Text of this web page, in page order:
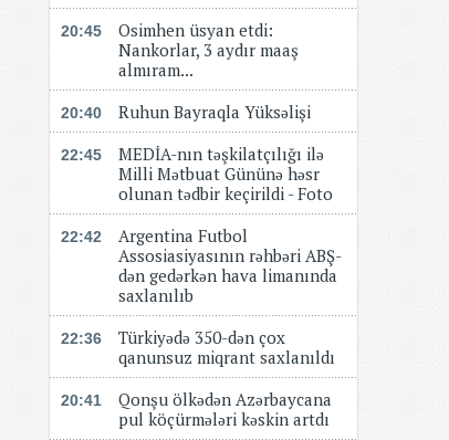
20:45
Osimhen üsyan etdi:
Nankorlar, 3 aydır maaş
almıram...
20:40 Ruhun Bayraqla Yüksəlişi
22:45
MEDİA-nın təşkilatçılığı ilə
Milli Mətbuat Gününə həsr
olunan tədbir keçirildi - Foto
22:42
Argentina Futbol
Assosiasiyasının rəhbəri ABŞ-
dən gedərkən hava limanında
saxlanılıb
22:36
Türkiyədə 350-dən çox
qanunsuz miqrant saxlanıldı
20:41
Qonşu ölkədən Azərbaycana
pul köçürmələri kəskin artdı